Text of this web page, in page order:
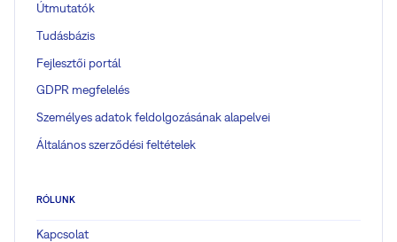
Útmutatók
Tudásbázis
Fejlesztői portál
GDPR megfelelés
Személyes adatok feldolgozásának alapelvei
Általános szerződési feltételek
RÓLUNK
Kapcsolat